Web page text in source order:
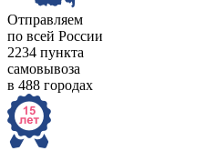
Отправляем
по всей России
2234 пункта
самовывоза
в 488 городах